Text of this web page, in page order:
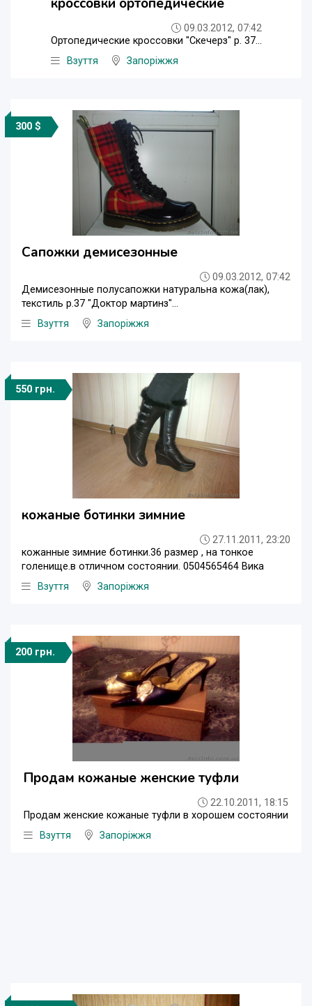
кроссовки ортопедические
09.03.2012, 07:42
Ортопедические кроссовки "Скечерз" р. 37...
Взуття
Запоріжжя
300 $
Сапожки демисезонные
09.03.2012, 07:42
Демисезонные полусапожки натуральна кожа(лак),
текстиль р.37 "Доктор мартинз"...
Взуття
Запоріжжя
550 грн.
кожаные ботинки зимние
27.11.2011, 23:20
кожанные зимние ботинки.36 размер , на тонкое
голенище.в отличном состоянии. 0504565464 Вика
Взуття
Запоріжжя
200 грн.
Продам кожаные женские туфли
22.10.2011, 18:15
Продам женские кожаные туфли в хорошем состоянии
Взуття
Запоріжжя